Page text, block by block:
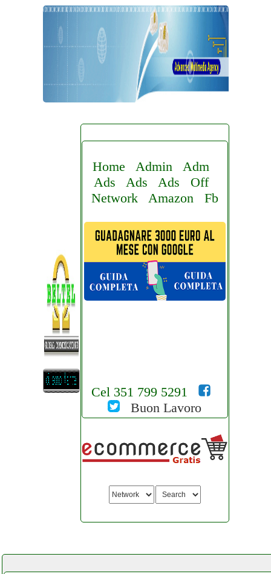
Home Admin
Adm
Ads
Ads Ads
Off
Network
Amazon Fb
Cel 351 799 5291
Buon Lavoro